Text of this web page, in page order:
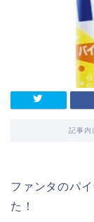
記事内
ファンタのパ
た！